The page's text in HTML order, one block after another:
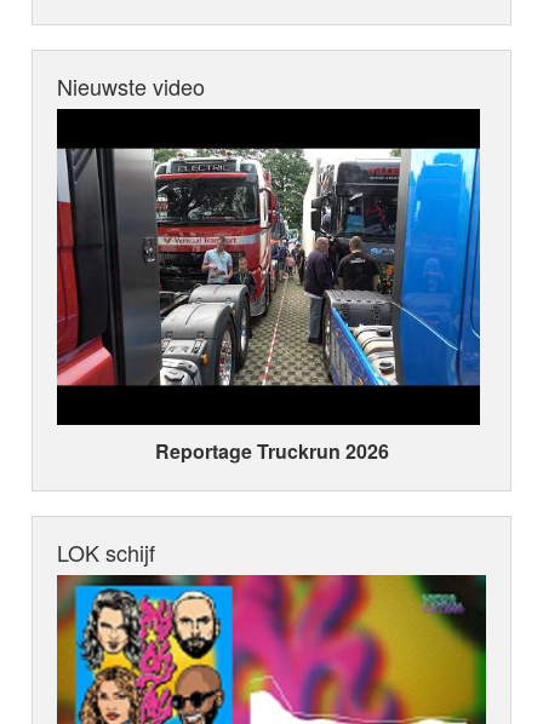
Nieuwste video
Reportage Truckrun 2026
LOK schijf